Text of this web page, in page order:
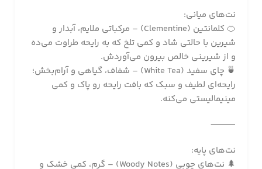
نت‌های میانی:
🍊 کلمانتین (Clementine) – مرکباتی ملایم، آبدار و
شیرین با حالتی شاد و کمی تلخ که به رایحه طراوت می‌ده
و از شیرینی خالص بیرون می‌آوردش.
🍵 چای سفید (White Tea) – شفاف، گیاهی و آرام‌بخش؛
رایحه‌ای لطیف و سبک که بافت رایحه رو پاک و کمی
مینیمالیستی می‌کنه.
⸻
نت‌های پایه:
🌲 نت‌های چوبی (Woody Notes) – گرم، کمی خشک و